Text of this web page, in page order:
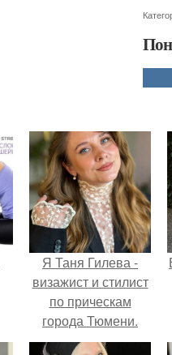
Я Таня Гилева -
визажист и стилист
по прическам
города Тюмени.